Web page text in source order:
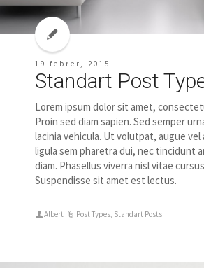
19 febrer, 2015
Standart Post
Lorem ipsum dolor sit amet,
Proin sed diam sapien. Sed semper
lacinia vehicula. Ut volutpat, augue
ligula sem pharetra dui, nec tincidunt
diam. Phasellus viverra nisl vitae
Suspendisse sit amet est lectus.
Albert Post Types Standart Posts